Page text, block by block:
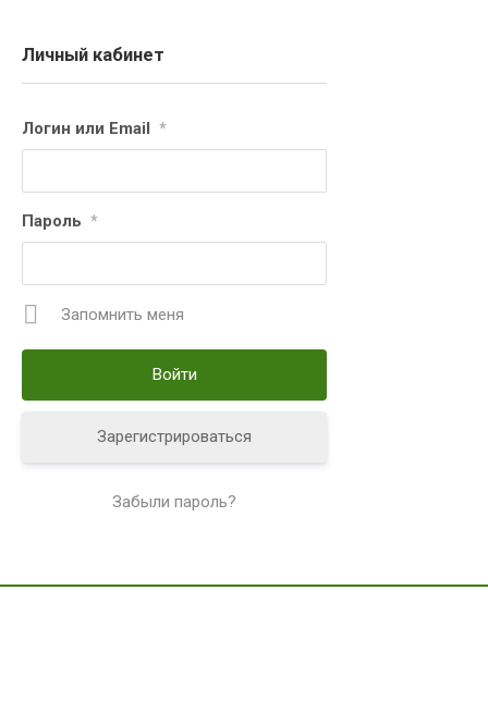
Личный кабинет
Логин или Email *
Пароль *
Запомнить меня
Зарегистрироваться
Забыли пароль?